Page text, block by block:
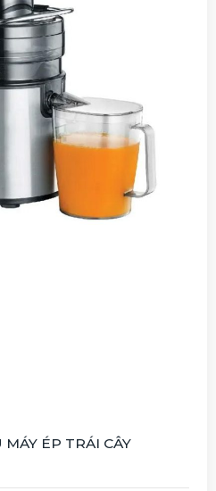
ÉP TRÁI CÂY